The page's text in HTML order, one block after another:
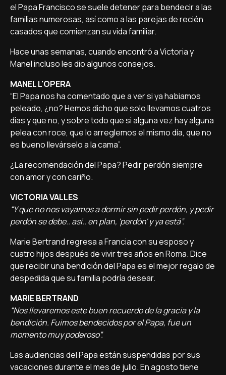
el Papa Francisco se suele detener para bendecir a las
familias numerosas, así como a las parejas de recién
casados que comienzan su vida familiar.
Hace unas semanas, cuando encontró a Victoria y
Manel incluso les dio algunos consejos.
MANEL L'OPERA
“El Papa nos ha comentado que a ver si ya habiamos
peleado, ¿no? Hemos dicho que solo llevamos cuatros
dias y que no, y sobre todo que si alguna vez hay alguna
pelea con roce, que lo arreglemos el mismo día, que no
es bueno llevárselo a la cama”.
¿La recomendación del Papa? Pedir perdón siempre
con amor y con cariño.
VICTORIA VALLES
“Y que no nos vayamos a dormir sin pedir perdón, y pedir
perdón se debe.. así.. en plan, 'perdón' y ya está”.
Marie Bertrand regresa a Francia con su esposo y
cuatro hijos después de vivir tres años en Roma. Dice
que recibir una bendición del Papa es el mejor regalo de
despedida que su familia podría desear.
MARIE BERTRAND
“Nos llevaremos este buen recuerdo de la gracia y la
bendición. Fuimos bendecidos por el Papa, fue un
momento muy poderoso”.
Las audiencias del Papa están suspendidas por sus
vacaciones durante el mes de julio. En agosto tiene